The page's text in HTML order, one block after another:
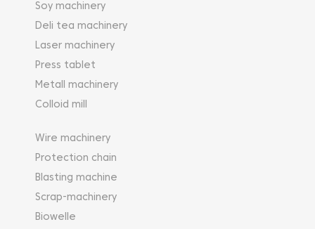
Soy machinery
Deli tea machinery
Laser machinery
Press tablet
Metall machinery
Colloid mill
Wire machinery
Protection chain
Blasting machine
Scrap-machinery
Biowelle